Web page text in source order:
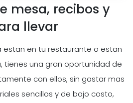
mesa, recibos y
llevar
estan en tu restaurante o estan
tienes una gran oportunidad de
con ellos, sin gastar mas
sencillos y de bajo costo,